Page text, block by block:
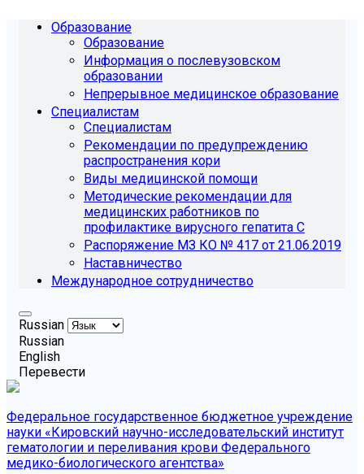
Образование
Образование
Информация о послевузовском
образовании
Непрерывное медицинское образование
Специалистам
Специалистам
Рекомендации по предупреждению
распространения кори
Виды медицинской помощи
Методические рекомендации для
медицинских работников по
профилактике вирусного гепатита С
Распоряжение МЗ КО № 417 от 21.06.2019
Наставничество
Международное сотрудничество
Russian
Russian
English
Перевести
Федеральное государственное бюджетное учреждение
науки «Кировский научно-исследовательский институт
гематологии и переливания крови Федерального
медико-биологического агентства»